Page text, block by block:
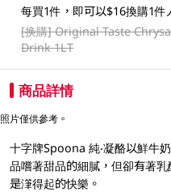
每買1件，即可以$16換購1
[换購]Original Taste
Drink 1LT
商品詳情
照片僅供參考。
十字牌Spoona 純‧凝酪以鮮牛
品嚐著甜品的細膩，但卻有著
是潷得起的快樂。